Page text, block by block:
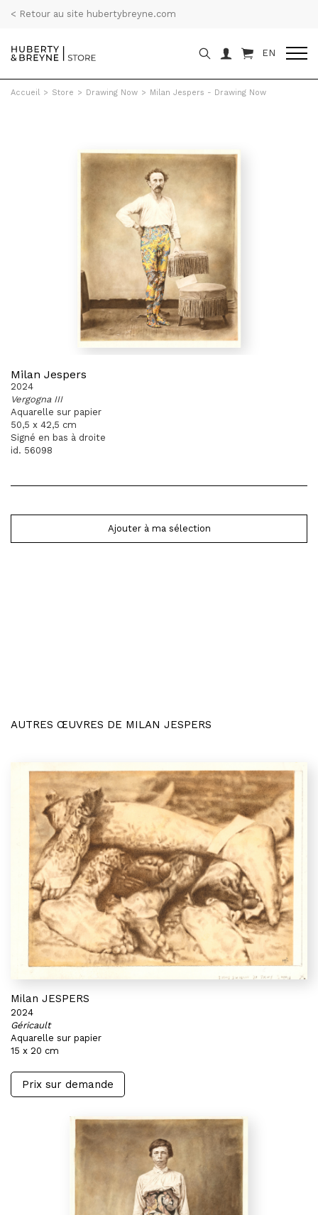
< Retour au site hubertybreyne.com
EN
Accueil > Store > Drawing Now > Milan Jespers - Drawing Now
Milan Jespers
2024
Vergogna III
Aquarelle sur papier
50,5 x 42,5 cm
Signé en bas à droite
id. 56098
Ajouter à ma sélection
AUTRES ŒUVRES DE MILAN JESPERS
Milan JESPERS
2024
Géricault
Aquarelle sur papier
15 x 20 cm
Prix sur demande